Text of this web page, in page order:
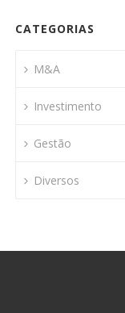
CATEGORIAS
M&A
Investimento
Gestão
Diversos